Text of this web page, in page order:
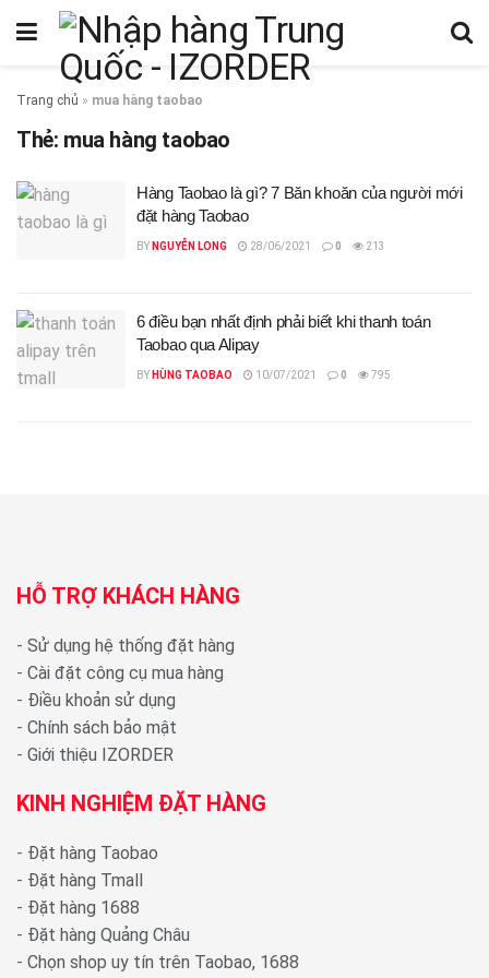
Trang chủ » mua hàng taobao
Thẻ: mua hàng taobao
Hàng Taobao là gì? 7 Băn khoăn của người mới
đặt hàng Taobao
BY NGUYỄN LONG 28/06/2021 0 213
6 điều bạn nhất định phải biết khi thanh toán
Taobao qua Alipay
BY HÙNG TAOBAO 10/07/2021 0 795
HỖ TRỢ KHÁCH HÀNG
- Sử dụng hệ thống đặt hàng
- Cài đặt công cụ mua hàng
- Điều khoản sử dụng
- Chính sách bảo mật
- Giới thiệu IZORDER
KINH NGHIỆM ĐẶT HÀNG
- Đặt hàng Taobao
- Đặt hàng Tmall
- Đặt hàng 1688
- Đặt hàng Quảng Châu
- Chọn shop uy tín trên Taobao, 1688